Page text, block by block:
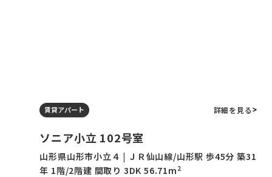
賃貸アパート 詳細を見る
ソニア小立 102号室
山形県山形市小立４ | ＪＲ仙山線/山形駅 歩45分 築31
年 1階/2階建 間取り 3DK 56.71m 2